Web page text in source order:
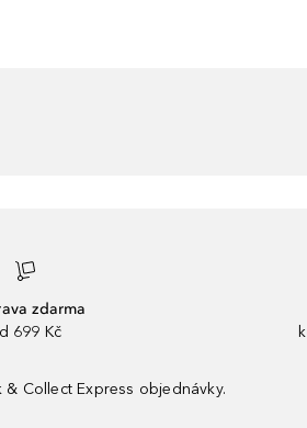
zdarma
699 Kč
Collect Express objednávky.